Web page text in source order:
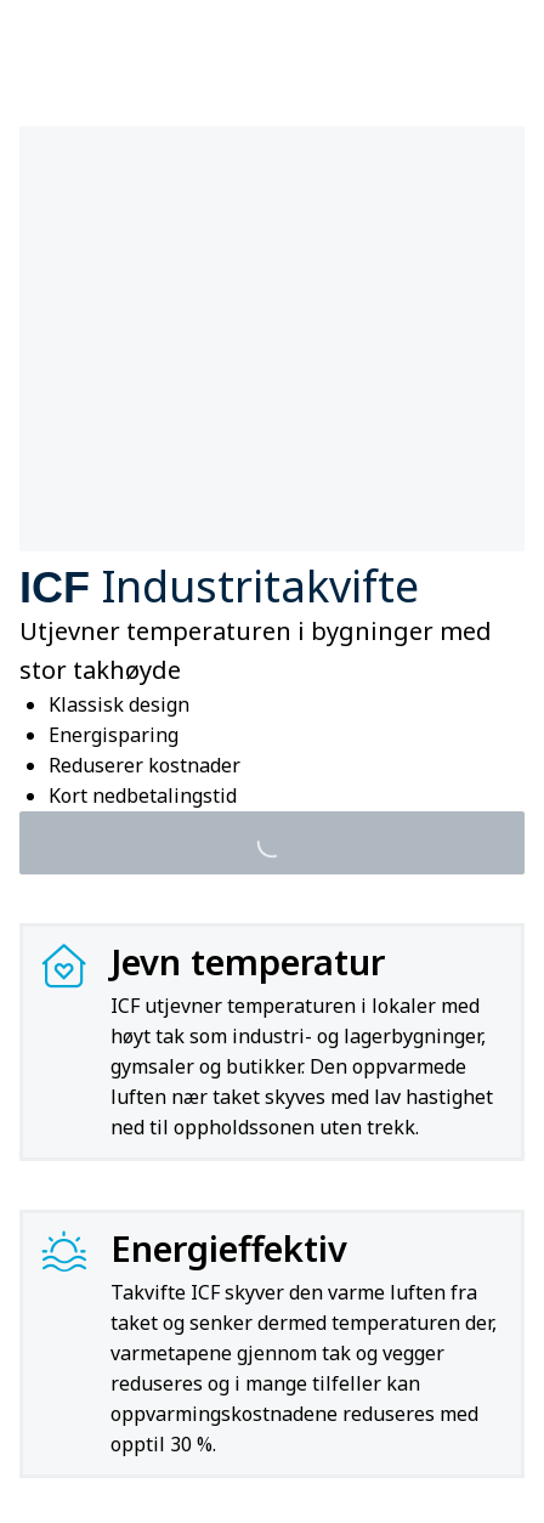
ICF Industritakvifte
Utjevner temperaturen i bygninger med
stor takhøyde
Klassisk design
Energisparing
Reduserer kostnader
Kort nedbetalingstid
Jevn temperatur
ICF utjevner temperaturen i lokaler med
høyt tak som industri- og lagerbygninger,
gymsaler og butikker. Den oppvarmede
luften nær taket skyves med lav hastighet
ned til oppholdssonen uten trekk.
Energieffektiv
Takvifte ICF skyver den varme luften fra
taket og senker dermed temperaturen der,
varmetapene gjennom tak og vegger
reduseres og i mange tilfeller kan
oppvarmingskostnadene reduseres med
opptil 30 %.